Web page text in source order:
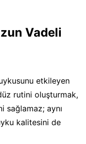
Vadeli
etkileyen
rutini oluşturmak,
sağlamaz; aynı
kalitesini de